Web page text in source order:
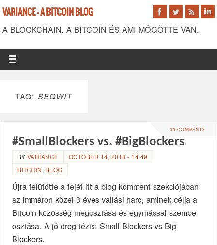
VARIANCE - A BITCOIN BLOG
A BLOCKCHAIN, A BITCOIN ÉS AMI MÖGÖTTE VAN.
TAG: SEGWIT
39 COMMENTS
#SmallBlockers vs. #BigBlockers
BY VARIANCE
OCTOBER 14, 2018 - 14:49
BITCOIN, BLOG
Újra felütötte a fejét itt a blog komment szekciójában
az immáron közel 3 éves vallási harc, aminek célja a
Bitcoin közösség megosztása és egymással szembe
osztása. A jó öreg tézis: Small Blockers vs Big
Blockers.